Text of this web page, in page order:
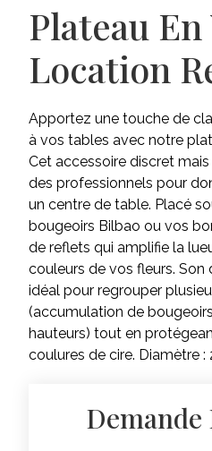
Plateau
Location
Apportez une touche de
à vos tables avec notre
Cet accessoire discret
des professionnels pour
un centre de table. Placé
bougeoirs Bilbao ou vos
de reflets qui amplifie la
couleurs de vos fleurs.
idéal pour regrouper
(accumulation de
hauteurs) tout en
coulures de cire. Diamètre :
Demande